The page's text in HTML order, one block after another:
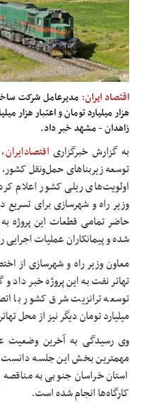
اقتصاد ایران: مدیرعامل شرکت
هزار میلیارد تومان و اعتبار هزار
زاهدان - مشهد خبر داد.
به گزارش خبرگزاری اقتصادایران
توسعه زیربناهای حمل‌ونقل
اولویت‌های ریلی کشور اعلام
وزیر راه و شهرسازی برای
شده و پیمانکاران عملیات اجرایی
معاون وزیر راه و شهرسازی از
تهاتر نفت به این پروژه خبر
توسعه ترانزیت شرق کشور با
میلیارد تومان دیگر نیز از محل
وی رسیدگی به آخرین وضعیت
مهمترین بخش این جلسه
استان خراسان جنوبی به مناقصه
کارگاه‌ها انجام شده است.